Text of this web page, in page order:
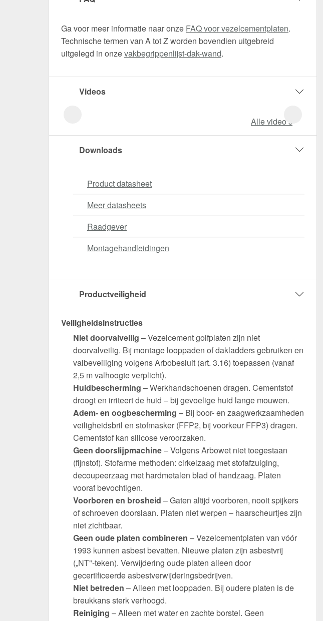
Ga voor meer informatie naar onze FAQ voor vezelcementplaten.
Technische termen van A tot Z worden bovendien uitgebreid
uitgelegd in onzevakbegrippenlijst-dak-wand.
Videos
Alle video‘s
Downloads
Product datasheet
Meer datasheets
Raadgever
Montagehandleidingen
Productveiligheid
Veiligheidsinstructies
Niet doorvalveilig – Vezelcement golfplaten zijn niet
doorvalveilig. Bij montage looppaden of dakladders gebruiken en
valbeveiliging volgens Arbobesluit (art. 3.16) toepassen (vanaf
2,5 m valhoogte verplicht).
Huidbescherming – Werkhandschoenen dragen. Cementstof
droogt en irriteert de huid – bij gevoelige huid lange mouwen.
Adem- en oogbescherming – Bij boor- en zaagwerkzaamheden
veiligheidsbril en stofmasker (FFP2, bij voorkeur FFP3) dragen.
Cementstof kan silicose veroorzaken.
Geen doorslijpmachine– Volgens Arbowet niet toegestaan
(fijnstof). Stofarme methoden: cirkelzaag met stofafzuiging,
decoupeerzaag met hardmetalen blad of handzaag. Platen
vooraf bevochtigen.
Voorboren en brosheid – Gaten altijd voorboren, nooit spijkers
of schroeven doorslaan. Platen niet werpen – haarscheurtjes zijn
niet zichtbaar.
Geen oude platen combineren – Vezelcementplaten van vóór
1993 kunnen asbest bevatten. Nieuwe platen zijn asbestvrij
(„NT"-teken). Verwijdering oude platen alleen door
gecertificeerde asbestverwijderingsbedrijven.
Niet betreden – Alleen met looppaden. Bij oudere platen is de
breukkans sterk verhoogd.
Reiniging – Alleen met water en zachte borstel. Geen